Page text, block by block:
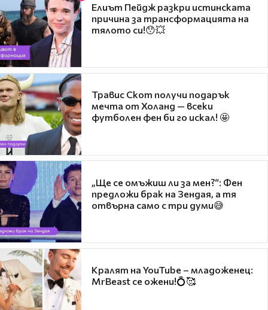
Елиът Пейдж разкри истинската
причина за трансформацията на
тялото си!😯💥
Травис Скот получи подарък
мечта от Холанд — всеки
футболен фен би го искал! 🤩
„Ще се омъжиш ли за мен?“: Фен
предложи брак на Зендая, а тя
отвърна само с три думи😅
Кралят на YouTube – младоженец:
MrBeast се ожени!💍🥰